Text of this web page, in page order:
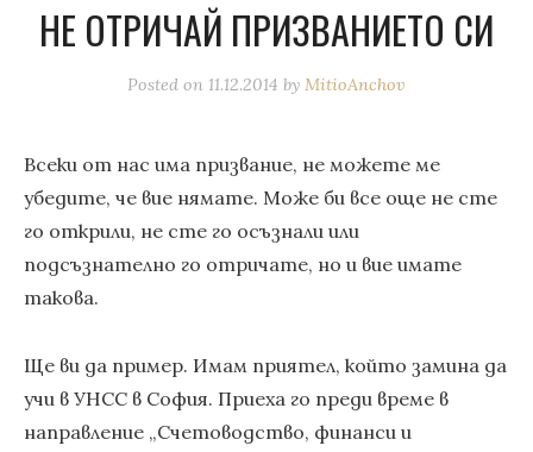
НЕ ОТРИЧАЙ ПРИЗВАНИЕТО СИ
Posted on 11.12.2014 by MitioAnchov
Всеки от нас има призвание, не можете ме
убедите, че вие нямате. Може би все още не сте
го открили, не сте го осъзнали или
подсъзнателно го отричате, но и вие имате
такова.
Ще ви да пример. Имам приятел, който замина да
учи в УНСС в София. Приеха го преди време в
направление „Счетоводство, финанси и